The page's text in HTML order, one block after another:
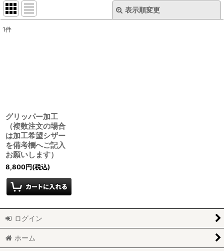
表示順変更
1件
グリッパー加工
（複数注文の場合
は加工希望シザー
を備考欄へご記入
お願いします）
8,800円(税込)
ログイン
ホーム